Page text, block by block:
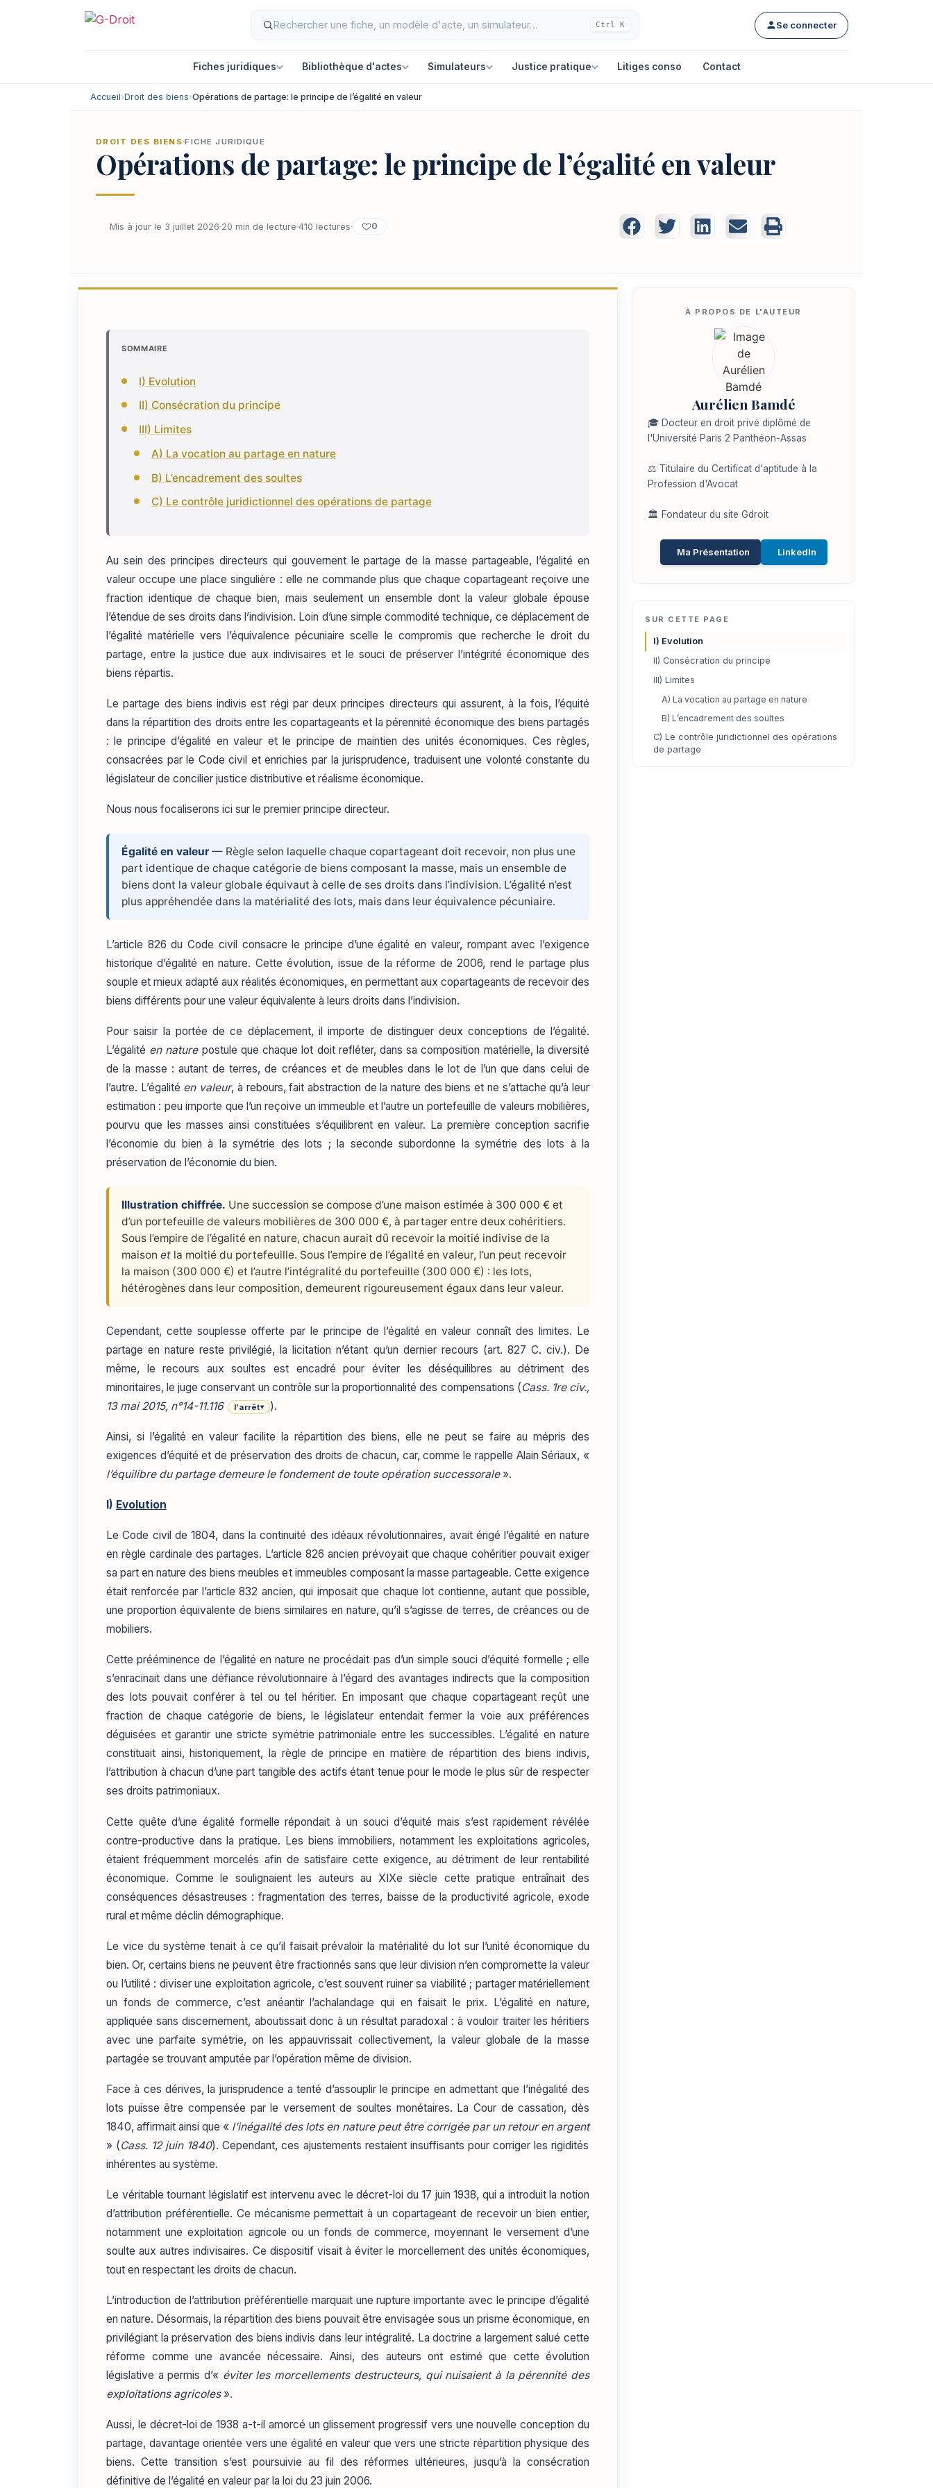
Ctrl K Se connecter
Fiches juridiques Bibliothèque d'actes Simulateurs Justice pratique Litiges conso Contact
Accueil›Droit des biens›Opérations de partage: le principe de l’égalité en valeur
DROIT DES BIENS FICHE JURIDIQUE
Opérations de partage: le principe de l’égalité en valeur
Mis à jour le 3 juillet 2026 20 min de lecture 410 lectures 0
SOMMAIRE
I) Evolution
II) Consécration du principe
III) Limites
A) La vocation au partage en nature
B) L’encadrement des soultes
C) Le contrôle juridictionnel des opérations de partage
Au sein des principes directeurs qui gouvernent le partage de la masse partageable, l’égalité en
valeur occupe une place singulière : elle ne commande plus que chaque copartageant reçoive une
fraction identique de chaque bien, mais seulement un ensemble dont la valeur globale épouse
l’étendue de ses droits dans l’indivision. Loin d’une simple commodité technique, ce déplacement de
l’égalité matérielle vers l’équivalence pécuniaire scelle le compromis que recherche le droit du
partage, entre la justice due aux indivisaires et le souci de préserver l’intégrité économique des
biens répartis.
Le partage des biens indivis est régi par deux principes directeurs qui assurent, à la fois, l’équité
dans la répartition des droits entre les copartageants et la pérennité économique des biens partagés
: le principe d’égalité en valeur et le principe de maintien des unités économiques. Ces règles,
consacrées par le Code civil et enrichies par la jurisprudence, traduisent une volonté constante du
législateur de concilier justice distributive et réalisme économique.
Nous nous focaliserons ici sur le premier principe directeur.
Égalité en valeur — Règle selon laquelle chaque copartageant doit recevoir, non plus une
part identique de chaque catégorie de biens composant la masse, mais un ensemble de
biens dont la valeur globale équivaut à celle de ses droits dans l’indivision. L’égalité n’est
plus appréhendée dans la matérialité des lots, mais dans leur équivalence pécuniaire.
L’article 826 du Code civil consacre le principe d’une égalité en valeur, rompant avec l’exigence
historique d’égalité en nature. Cette évolution, issue de la réforme de 2006, rend le partage plus
souple et mieux adapté aux réalités économiques, en permettant aux copartageants de recevoir des
biens différents pour une valeur équivalente à leurs droits dans l’indivision.
Pour saisir la portée de ce déplacement, il importe de distinguer deux conceptions de l’égalité.
L’égalité en naturepostule que chaque lot doit refléter, dans sa composition matérielle, la diversité
de la masse : autant de terres, de créances et de meubles dans le lot de l’un que dans celui de
l’autre. L’égalité en valeur, à rebours, fait abstraction de la nature des biens et ne s’attache qu’à leur
estimation : peu importe que l’un reçoive un immeuble et l’autre un portefeuille de valeurs mobilières,
pourvu que les masses ainsi constituées s’équilibrent en valeur. La première conception sacrifie
l’économie du bien à la symétrie des lots ; la seconde subordonne la symétrie des lots à la
préservation de l’économie du bien.
Illustration chiffrée. Une succession se compose d’une maison estimée à 300 000 € et
d’un portefeuille de valeurs mobilières de 300 000 €, à partager entre deux cohéritiers.
Sous l’empire de l’égalité en nature, chacun aurait dû recevoir la moitié indivise de la
maison et la moitié du portefeuille. Sous l’empire de l’égalité en valeur, l’un peut recevoir
la maison (300 000 €) et l’autre l’intégralité du portefeuille (300 000 €) : les lots,
hétérogènes dans leur composition, demeurent rigoureusement égaux dans leur valeur.
Cependant, cette souplesse offerte par le principe de l’égalité en valeur connaît des limites. Le
partage en nature reste privilégié, la licitation n’étant qu’un dernier recours (art. 827 C. civ.). De
même, le recours aux soultes est encadré pour éviter les déséquilibres au détriment des
minoritaires, le juge conservant un contrôle sur la proportionnalité des compensations (Cass. 1re civ.,
13 mai 2015, n°14-11.116
l'arrêt▾ ).
Ainsi, si l’égalité en valeur facilite la répartition des biens, elle ne peut se faire au mépris des
exigences d’équité et de préservation des droits de chacun, car, comme le rappelle Alain Sériaux, «
l’équilibre du partage demeure le fondement de toute opération successorale ».
I) Evolution
Le Code civil de 1804, dans la continuité des idéaux révolutionnaires, avait érigé l’égalité en nature
en règle cardinale des partages. L’article 826 ancien prévoyait que chaque cohéritier pouvait exiger
sa part en nature des biens meubles et immeubles composant la masse partageable. Cette exigence
était renforcée par l’article 832 ancien, qui imposait que chaque lot contienne, autant que possible,
une proportion équivalente de biens similaires en nature, qu’il s’agisse de terres, de créances ou de
mobiliers.
Cette prééminence de l’égalité en nature ne procédait pas d’un simple souci d’équité formelle ; elle
s’enracinait dans une défiance révolutionnaire à l’égard des avantages indirects que la composition
des lots pouvait conférer à tel ou tel héritier. En imposant que chaque copartageant reçût une
fraction de chaque catégorie de biens, le législateur entendait fermer la voie aux préférences
déguisées et garantir une stricte symétrie patrimoniale entre les successibles. L’égalité en nature
constituait ainsi, historiquement, la règle de principe en matière de répartition des biens indivis,
l’attribution à chacun d’une part tangible des actifs étant tenue pour le mode le plus sûr de respecter
ses droits patrimoniaux.
Cette quête d’une égalité formelle répondait à un souci d’équité mais s’est rapidement révélée
contre-productive dans la pratique. Les biens immobiliers, notamment les exploitations agricoles,
étaient fréquemment morcelés afin de satisfaire cette exigence, au détriment de leur rentabilité
économique. Comme le soulignaient les auteurs au XIXe siècle cette pratique entraînait des
conséquences désastreuses : fragmentation des terres, baisse de la productivité agricole, exode
rural et même déclin démographique.
Le vice du système tenait à ce qu’il faisait prévaloir la matérialité du lot sur l’unité économique du
bien. Or, certains biens ne peuvent être fractionnés sans que leur division n’en compromette la valeur
ou l’utilité : diviser une exploitation agricole, c’est souvent ruiner sa viabilité ; partager matériellement
un fonds de commerce, c’est anéantir l’achalandage qui en faisait le prix. L’égalité en nature,
appliquée sans discernement, aboutissait donc à un résultat paradoxal : à vouloir traiter les héritiers
avec une parfaite symétrie, on les appauvrissait collectivement, la valeur globale de la masse
partagée se trouvant amputée par l’opération même de division.
Face à ces dérives, la jurisprudence a tenté d’assouplir le principe en admettant que l’inégalité des
lots puisse être compensée par le versement de soultes monétaires. La Cour de cassation, dès
1840, affirmait ainsi que « l’inégalité des lots en nature peut être corrigée par un retour en argent
» (Cass. 12 juin 1840). Cependant, ces ajustements restaient insuffisants pour corriger les rigidités
inhérentes au système.
Le véritable tournant législatif est intervenu avec le décret-loi du 17 juin 1938, qui a introduit la notion
d’attribution préférentielle. Ce mécanisme permettait à un copartageant de recevoir un bien entier,
notamment une exploitation agricole ou un fonds de commerce, moyennant le versement d’une
soulte aux autres indivisaires. Ce dispositif visait à éviter le morcellement des unités économiques,
tout en respectant les droits de chacun.
L’introduction de l’attribution préférentielle marquait une rupture importante avec le principe d’égalité
en nature. Désormais, la répartition des biens pouvait être envisagée sous un prisme économique, en
privilégiant la préservation des biens indivis dans leur intégralité. La doctrine a largement salué cette
réforme comme une avancée nécessaire. Ainsi, des auteurs ont estimé que cette évolution
législative a permis d’« éviter les morcellements destructeurs, qui nuisaient à la pérennité des
exploitations agricoles».
Aussi, le décret-loi de 1938 a-t-il amorcé un glissement progressif vers une nouvelle conception du
partage, davantage orientée vers une égalité en valeur que vers une stricte répartition physique des
biens. Cette transition s’est poursuivie au fil des réformes ultérieures, jusqu’à la consécration
définitive de l’égalité en valeur par la loi du 23 juin 2006.
Aurélien Bamdé
🎓 Docteur en droit privé diplômé de
l'Université Paris 2 Panthéon-Assas
⚖️ Titulaire du Certificat d'aptitude à la
Profession d'Avocat
🏛️ Fondateur du site Gdroit
Ma Présentation LinkedIn
SUR CETTE PAGE
I) Evolution
II) Consécration du principe
III) Limites
A) La vocation au partage en nature
B) L’encadrement des soultes
C) Le contrôle juridictionnel des opérations
de partage